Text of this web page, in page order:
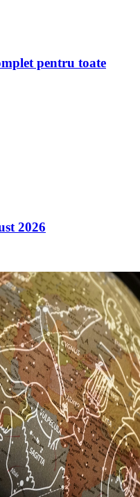
pentru toate
2026